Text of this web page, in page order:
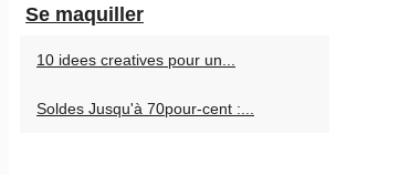
Se maquiller
10 idees creatives pour un...
Soldes Jusqu'à 70pour-cent :...